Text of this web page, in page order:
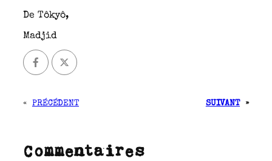
De Tôkyô,
Madjid
« PRÉCÉDENT SUIVANT »
Commentaires